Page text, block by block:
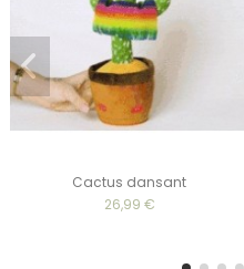
Cactus dansant
26,99 €